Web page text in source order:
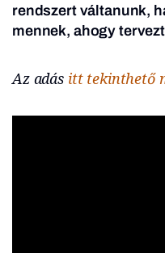
rendszert váltanunk,
mennek, ahogy
Az adás itt tekinthető